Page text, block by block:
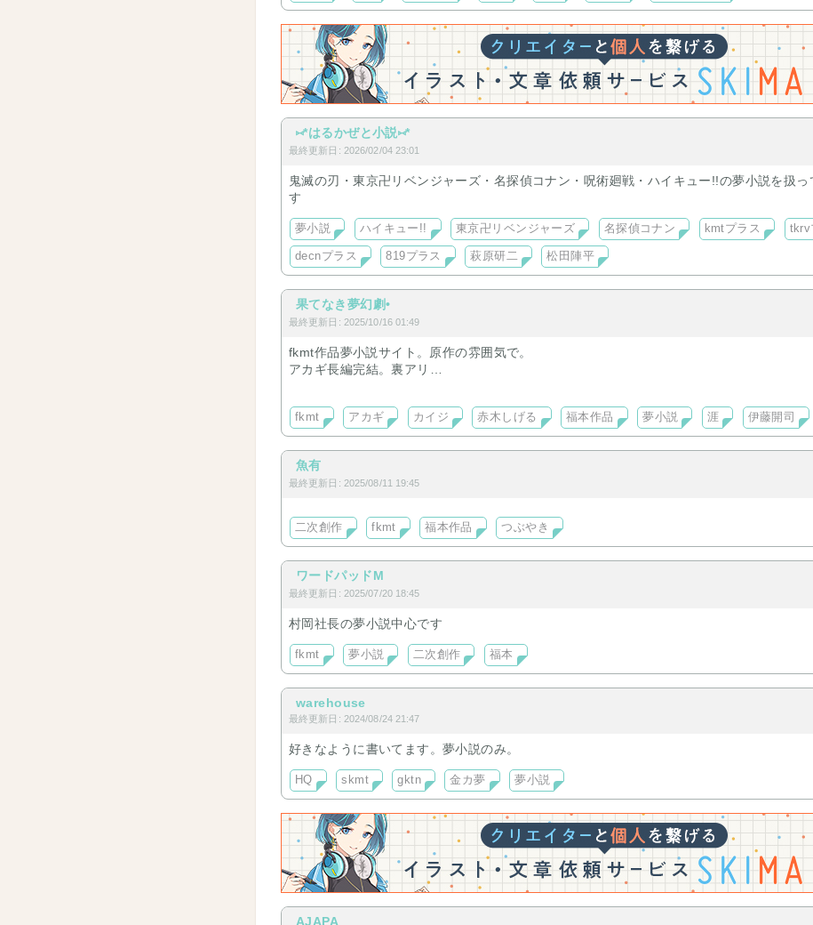
⑅*はるかぜと小説⑅*
最終更新日: 2026/02/04 23:01
鬼滅の刃・東京卍リベンジャーズ・名探偵コナン・呪術廻戦・ハイキュー!!の夢小説を扱
す
夢小説 ハイキュー!! 東京卍リベンジャーズ 名探偵コナン kmtプラス tkrv
decnプラス 819プラス 萩原研二 松田陣平
果てなき夢幻劇•
最終更新日: 2025/10/16 01:49
fkmt作品夢小説サイト。原作の雰囲気で。
アカギ長編完結。裏アリ
fkmt アカギ カイジ 赤木しげる 福本作品 夢小説 涯 伊藤開司
魚有
最終更新日: 2025/08/11 19:45
二次創作 fkmt 福本作品 つぶやき
ワードパッドM
最終更新日: 2025/07/20 18:45
村岡社長の夢小説中心です
fkmt 夢小説 二次創作 福本
warehouse
最終更新日: 2024/08/24 21:47
好きなように書いてます。夢小説のみ。
HQ skmt gktn 金カ夢 夢小説
AJAPA